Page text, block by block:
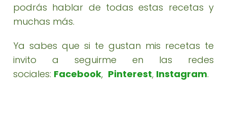
podrás hablar de todas estas recetas y
muchas más.
Ya sabes que si te gustan mis recetas te
invito a seguirme en las redes
sociales: Facebook, Pinterest, Instagram.